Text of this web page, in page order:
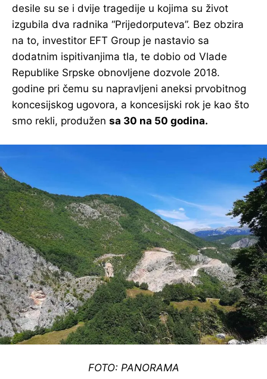
desile su se i dvije tragedije u kojima su život
izgubila dva radnika “Prijedorputeva”. Bez obzira
na to, investitor EFT Group je nastavio sa
dodatnim ispitivanjima tla, te dobio od Vlade
Republike Srpske obnovljene dozvole 2018.
godine pri čemu su napravljeni aneksi prvobitnog
koncesijskog ugovora, a koncesijski rok je kao što
smo rekli, produžen sa 30 na 50 godina.
FOTO: PANORAMA